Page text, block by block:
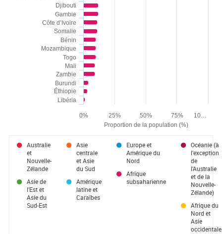
Proportion de la population (%)
0% 10…
25% 50% 75%
Djibouti
Gambie
Côte d’Ivoire
Somalie
Bénin
Mozambique
Togo
Mali
Zambie
Burundi
Éthiopie
Libéria
End of interactive chart.
Australie
et
Nouvelle-
Zélande
Asie de
l’Est et
Asie du
Sud-Est
Asie
centrale
et Asie
du Sud
Amérique
latine et
Caraïbes
Europe et
Amérique du
Nord
Afrique
subsaharienne
Océanie (à
l’exception
de
l’Australie
et de la
Nouvelle-
Zélande)
Afrique du
Nord et
Asie
occidentale